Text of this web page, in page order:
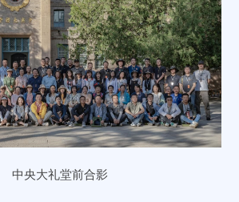
中央大礼堂前合影